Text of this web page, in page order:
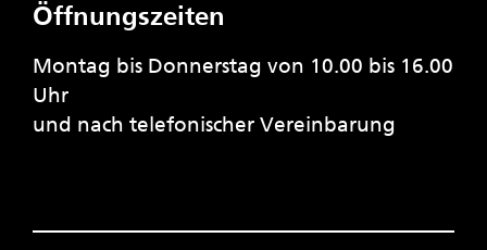
Öffnungszeiten
Montag bis Donnerstag von 10.00 bis 16.00
Uhr
und nach telefonischer Vereinbarung